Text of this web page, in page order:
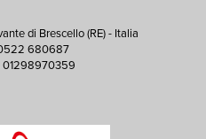
di Brescello (RE) - Italia
680687
01298970359